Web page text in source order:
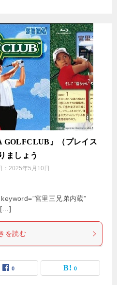
GOLFCLUB』（プレイス
ましょう
： 2025年5月10日
宮里三兄弟内蔵”
[…]
を読む
0 0